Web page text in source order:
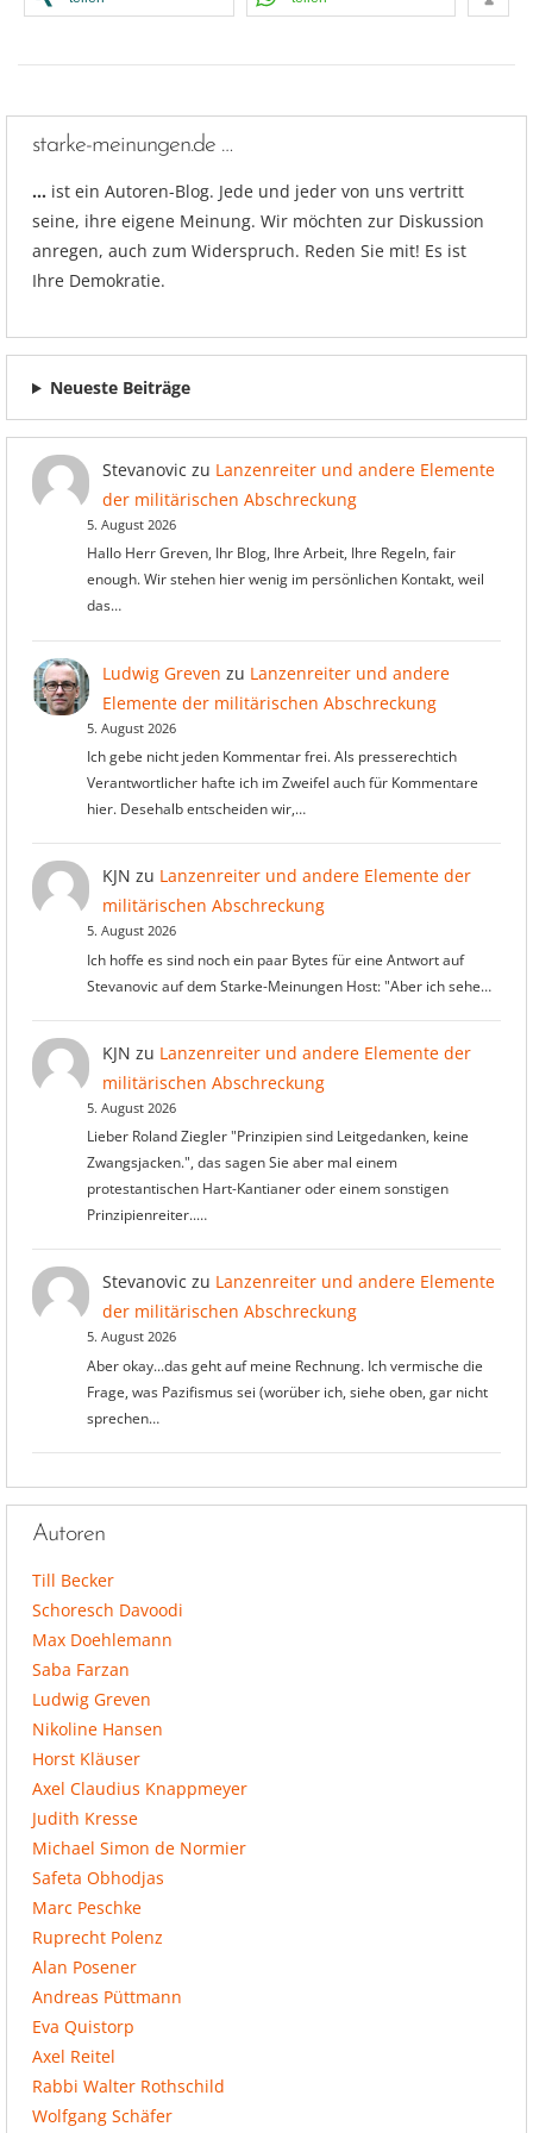
starke-meinungen.de …
… ist ein Autoren-Blog. Jede und jeder von uns vertritt
seine, ihre eigene Meinung. Wir möchten zur Diskussion
anregen, auch zum Widerspruch. Reden Sie mit! Es ist
Ihre Demokratie.
Neueste Beiträge
Stevanovic zu Lanzenreiter und andere Elemente
der militärischen Abschreckung
5. August 2026
Hallo Herr Greven, Ihr Blog, Ihre Arbeit, Ihre Regeln, fair
enough. Wir stehen hier wenig im persönlichen Kontakt, weil
das…
Ludwig Greven zu Lanzenreiter und andere
Elemente der militärischen Abschreckung
5. August 2026
Ich gebe nicht jeden Kommentar frei. Als presserechtich
Verantwortlicher hafte ich im Zweifel auch für Kommentare
hier. Desehalb entscheiden wir,…
KJN zu Lanzenreiter und andere Elemente der
militärischen Abschreckung
5. August 2026
Ich hoffe es sind noch ein paar Bytes für eine Antwort auf
Stevanovic auf dem Starke-Meinungen Host: "Aber ich sehe…
KJN zu Lanzenreiter und andere Elemente der
militärischen Abschreckung
5. August 2026
Lieber Roland Ziegler "Prinzipien sind Leitgedanken, keine
Zwangsjacken.", das sagen Sie aber mal einem
protestantischen Hart-Kantianer oder einem sonstigen
Prinzipienreiter..…
Stevanovic zu Lanzenreiter und andere Elemente
der militärischen Abschreckung
5. August 2026
Aber okay...das geht auf meine Rechnung. Ich vermische die
Frage, was Pazifismus sei (worüber ich, siehe oben, gar nicht
sprechen…
Autoren
Till Becker
Schoresch Davoodi
Max Doehlemann
Saba Farzan
Ludwig Greven
Nikoline Hansen
Horst Kläuser
Axel Claudius Knappmeyer
Judith Kresse
Michael Simon de Normier
Safeta Obhodjas
Marc Peschke
Ruprecht Polenz
Alan Posener
Andreas Püttmann
Eva Quistorp
Axel Reitel
Rabbi Walter Rothschild
Wolfgang Schäfer